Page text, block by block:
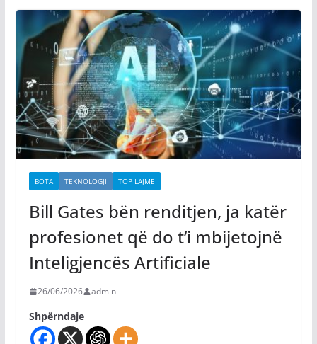
BOTA TEKNOLOGJI TOP LAJME
Bill Gates bën renditjen, ja katër
profesionet që do t’i mbijetojnë
Inteligjencës Artificiale
26/06/2026 admin
Shpërndaje